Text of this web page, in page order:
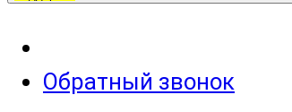
Обратный звонок